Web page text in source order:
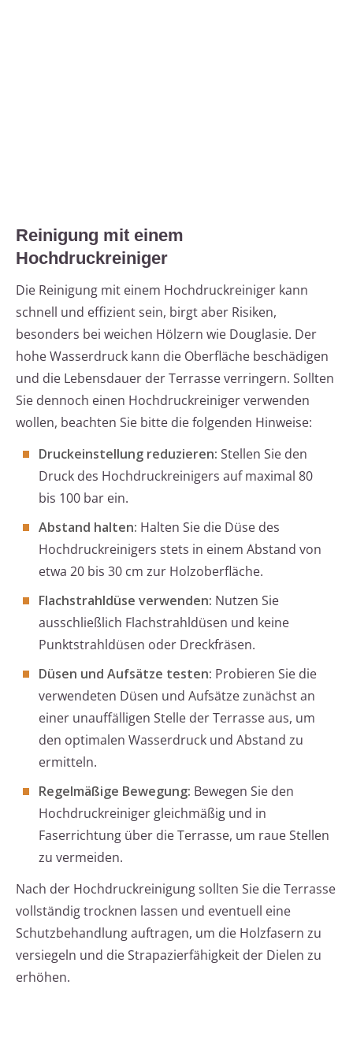
Reinigung mit einem
Hochdruckreiniger
Die Reinigung mit einem Hochdruckreiniger kann
schnell und effizient sein, birgt aber Risiken,
besonders bei weichen Hölzern wie Douglasie. Der
hohe Wasserdruck kann die Oberfläche beschädigen
und die Lebensdauer der Terrasse verringern. Sollten
Sie dennoch einen Hochdruckreiniger verwenden
wollen, beachten Sie bitte die folgenden Hinweise:
Druckeinstellung reduzieren: Stellen Sie den
Druck des Hochdruckreinigers auf maximal 80
bis 100 bar ein.
Abstand halten: Halten Sie die Düse des
Hochdruckreinigers stets in einem Abstand von
etwa 20 bis 30 cm zur Holzoberfläche.
Flachstrahldüse verwenden: Nutzen Sie
ausschließlich Flachstrahldüsen und keine
Punktstrahldüsen oder Dreckfräsen.
Düsen und Aufsätze testen: Probieren Sie die
verwendeten Düsen und Aufsätze zunächst an
einer unauffälligen Stelle der Terrasse aus, um
den optimalen Wasserdruck und Abstand zu
ermitteln.
Regelmäßige Bewegung: Bewegen Sie den
Hochdruckreiniger gleichmäßig und in
Faserrichtung über die Terrasse, um raue Stellen
zu vermeiden.
Nach der Hochdruckreinigung sollten Sie die Terrasse
vollständig trocknen lassen und eventuell eine
Schutzbehandlung auftragen, um die Holzfasern zu
versiegeln und die Strapazierfähigkeit der Dielen zu
erhöhen.